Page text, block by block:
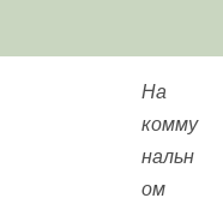
На
комму
нальн
ом